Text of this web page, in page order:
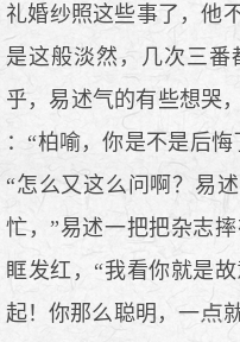
礼婚纱照这些事了，他
是这般淡然，几次三番
乎，易述气的有些想哭
：“柏喻，你是不是后
“怎么又这么问啊？易
忙，”易述一把把杂志
眶发红，“我看你就是
起！你那么聪明，一